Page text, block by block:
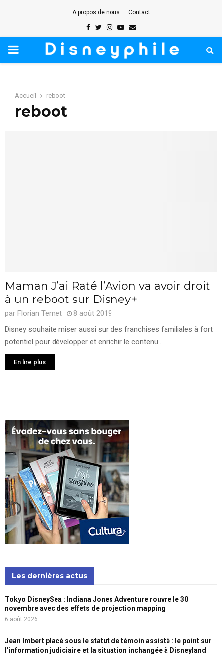
A propos de nous Contact
Facebook
TwitterInstagram
Youtube
Email
PRIMARY
Accueil reboot
reboot
Maman J’ai Raté l’Avion va avoir droit
à un reboot sur Disney+
par Florian Ternet
8 août 2019
Disney souhaite miser aussi sur des franchises familiales à fort
potentiel pour développer et enrichir le contenu...
En lire plus
Les dernières actus
Tokyo DisneySea : Indiana Jones Adventure rouvre le 30
novembre avec des effets de projection mapping
6 août 2026
Jean Imbert placé sous le statut de témoin assisté : le point sur
l’information judiciaire et la situation inchangée à Disneyland